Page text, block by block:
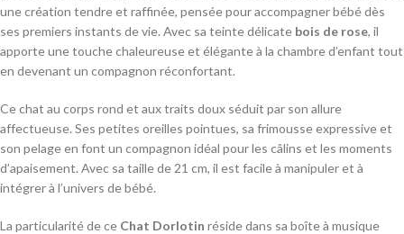
une création tendre et raffinée, pensée pour accompagner bébé dès
ses premiers instants de vie. Avec sa teinte délicate bois de rose, il
apporte une touche chaleureuse et élégante à la chambre d’enfant tout
en devenant un compagnon réconfortant.
Ce chat au corps rond et aux traits doux séduit par son allure
affectueuse. Ses petites oreilles pointues, sa frimousse expressive et
son pelage en font un compagnon idéal pour les câlins et les moments
d’apaisement. Avec sa taille de 21 cm, il est facile à manipuler et à
intégrer à l’univers de bébé.
La particularité de ce Chat Dorlotin réside dans sa boîte à musique